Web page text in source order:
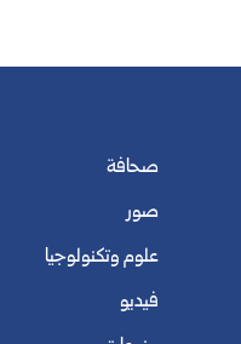
صحافة
صور
علوم وتكنولوجيا
فيديو